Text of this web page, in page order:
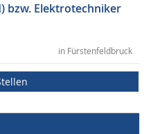
bzw. Elektrotechniker
in Fürstenfeldbruck